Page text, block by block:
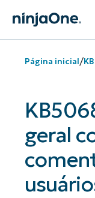
Página inicial/
geral